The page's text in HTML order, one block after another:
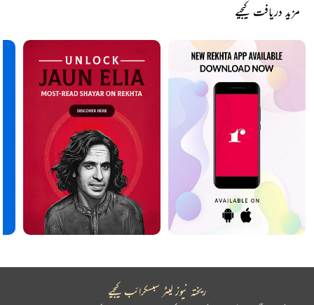
مزید دریافت کیجیے
ریختہ نیوز لیٹر سبسکرائب کیجیے